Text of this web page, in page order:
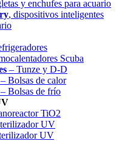
y enchufes para acuario
, dispositivos inteligentes
Scuba
– Tunze y D-D
– Bolsas de calor
– Bolsas de frío
TiO2
UV
UV